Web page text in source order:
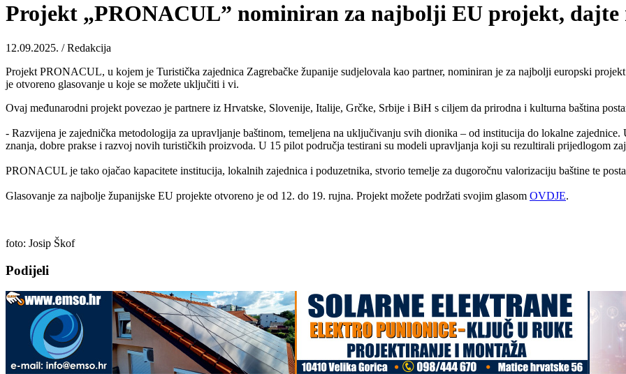
Projekt „PRONACUL” nominiran za najbolji EU projekt, dajte
12.09.2025. / Redakcija
Projekt PRONACUL, u kojem je Turistička zajednica Zagrebačke županije sudjelovala kao partner, nominiran je za najbolji europski
je otvoreno glasovanje u koje se možete uključiti i vi.
Ovaj međunarodni projekt povezao je partnere iz Hrvatske, Slovenije, Italije, Grčke, Srbije i BiH s ciljem da prirodna i kulturna baština
- Razvijena je zajednička metodologija za upravljanje baštinom, temeljena na uključivanju svih dionika – od institucija do lokalne
znanja, dobre prakse i razvoj novih turističkih proizvoda. U 15 pilot područja testirani su modeli upravljanja koji su rezultirali prijedlogom
PRONACUL je tako ojačao kapacitete institucija, lokalnih zajednica i poduzetnika, stvorio temelje za dugoročnu valorizaciju baštine te
Glasovanje za najbolje županijske EU projekte otvoreno je od 12. do 19. rujna. Projekt možete podržati svojim glasom OVDJE.
foto: Josip Škof
Podijeli